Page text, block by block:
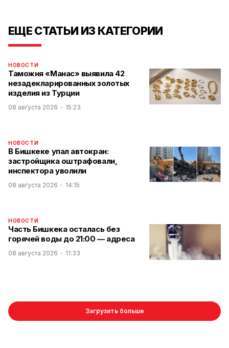
ЕЩЕ СТАТЬИ ИЗ КАТЕГОРИИ
НОВОСТИ
Таможня «Манас» выявила 42
незадекларированных золотых
изделия из Турции
08 августа 2026 15:23
НОВОСТИ
В Бишкеке упал автокран:
застройщика оштрафовали,
инспектора уволили
08 августа 2026 14:15
НОВОСТИ
Часть Бишкека осталась без
горячей воды до 21:00 — адреса
08 августа 2026 11:33
Загрузить больше